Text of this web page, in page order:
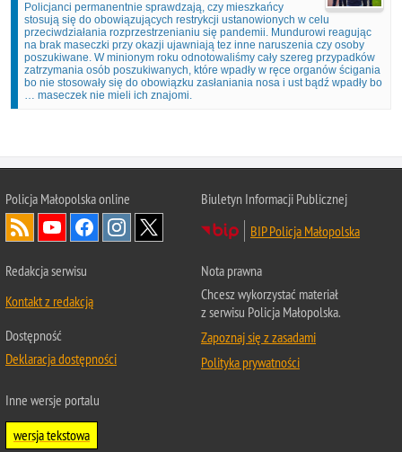
Policjanci permanentnie sprawdzają, czy mieszkańcy
stosują się do obowiązujących restrykcji ustanowionych w celu
przeciwdziałania rozprzestrzenianiu się pandemii. Mundurowi reagując
na brak maseczki przy okazji ujawniają tez inne naruszenia czy osoby
poszukiwane. W minionym roku odnotowaliśmy cały szereg przypadków
zatrzymania osób poszukiwanych, które wpadły w ręce organów ścigania
bo nie stosowały się do obowiązku zasłaniania nosa i ust bądź wpadły bo
… maseczek nie mieli ich znajomi.
Policja Małopolska online
Biuletyn Informacji Publicznej
BIP Policja Małopolska
Redakcja serwisu
Kontakt z redakcją
Dostępność
Deklaracja dostępności
Nota prawna
Chcesz wykorzystać materiał
z serwisu Policja Małopolska.
Zapoznaj się z zasadami
Polityka prywatności
Inne wersje portalu
wersja tekstowa